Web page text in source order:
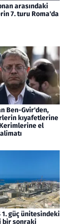
arasındaki
7. turu Roma'da
Ben-Gvir'den,
kıyafetlerine
el
1. güç ünitesindeki
bir sonraki